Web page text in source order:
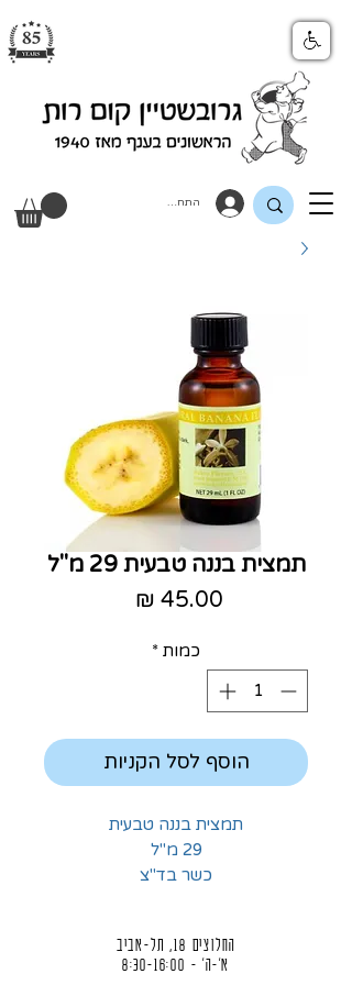
התחבר
תמצית בננה טבעית 29 מ"ל
כמות *
הוסף לסל הקניות
תמצית בננה טבעית
29 מ"ל
כשר בד"צ
החלוצים 18, תל-אביב
א'-ה' - 8:30-16:00